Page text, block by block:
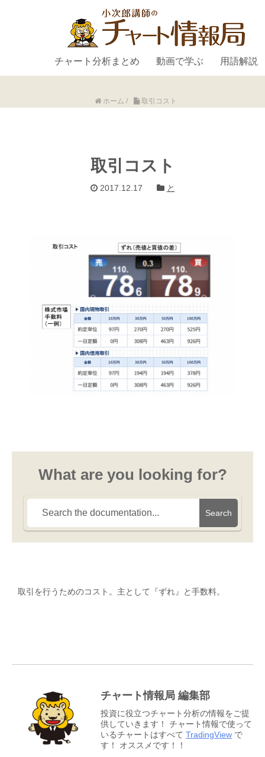
チャート分析まとめ 動画で学ぶ 用語解説
ホーム / 取引コスト
取引コスト
2017.12.17 と
What are you looking for?
Search
取引を行うためのコスト。主として『ずれ』と手数料。
チャート情報局 編集部
投資に役立つチャート分析の情報をご提
供していきます！ チャート情報で使って
いるチャートはすべて TradingView で
す！ オススメです！！